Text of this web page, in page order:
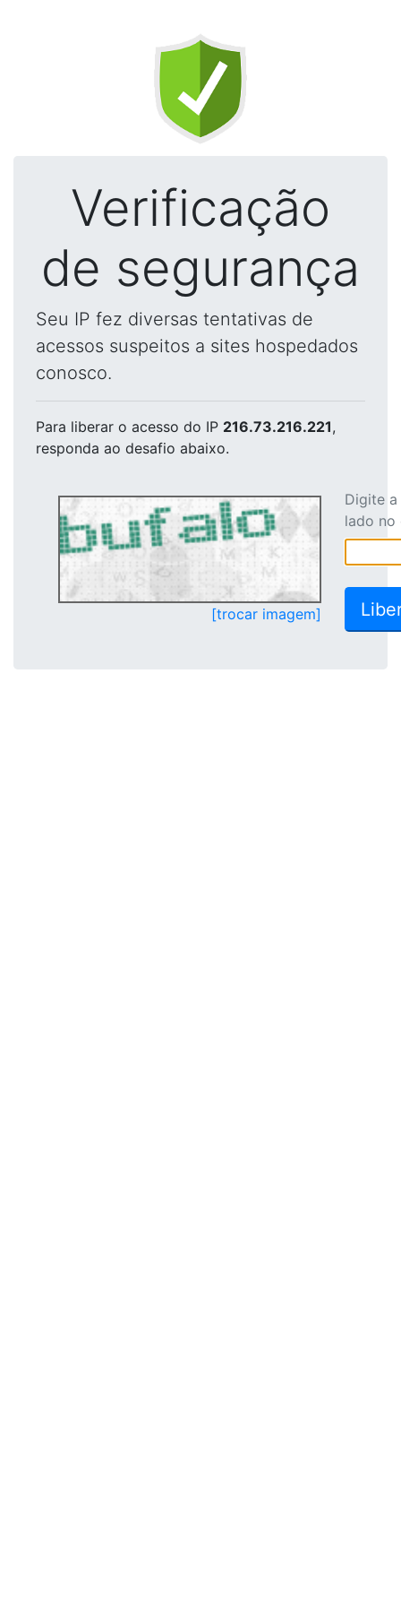
Verificação
de segurança
Seu IP fez diversas tentativas de
acessos suspeitos a sites hospedados
conosco.
Para liberar o acesso do IP 216.73.216.221,
responda ao desafio abaixo.
[trocar imagem]
Digite
lado no